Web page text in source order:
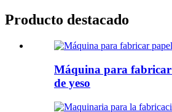
Producto destacado
Máquina para fabricar
de yeso